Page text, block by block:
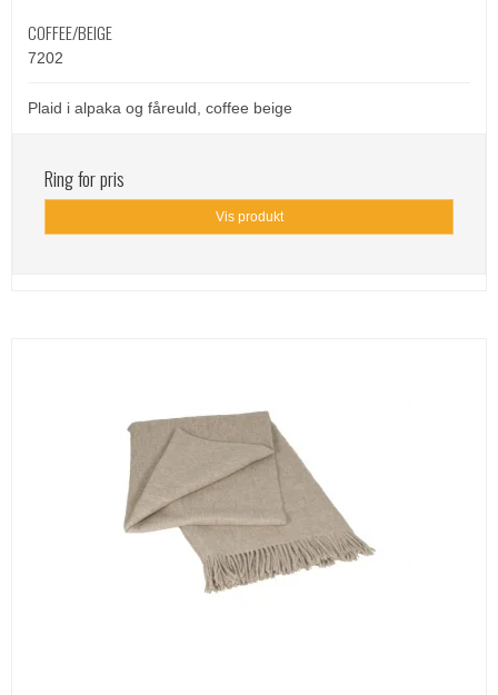
COFFEE/BEIGE
7202
Plaid i alpaka og fåreuld, coffee beige
Ring for pris
Vis produkt